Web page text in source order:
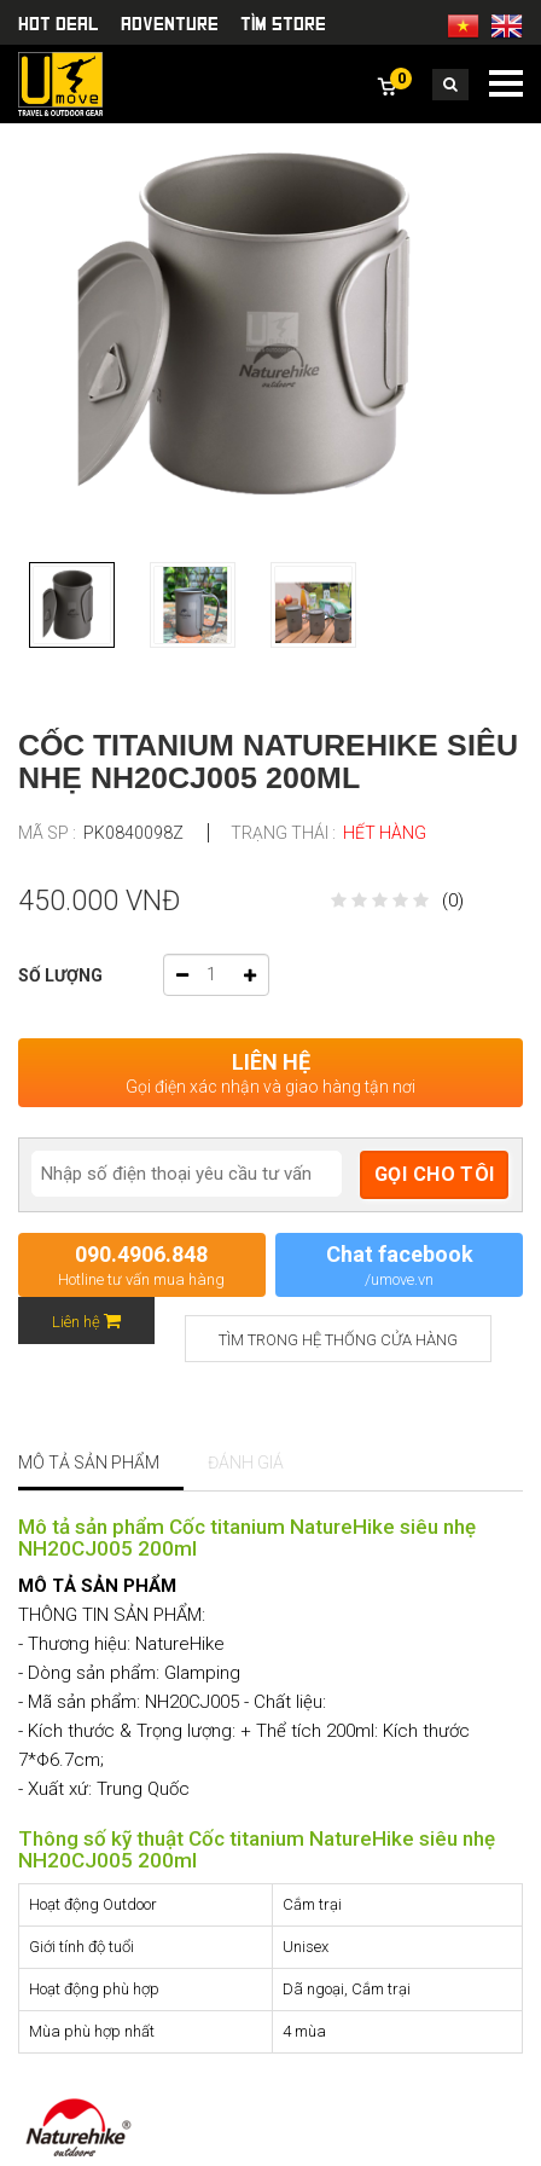
HOT DEAL Adventure TÌm Store
0
CỐC TITANIUM NATUREHIKE SIÊU
NHẸ NH20CJ005 200ML
MÃ SP : PK0840098Z TRẠNG THÁI : HẾT HÀNG
450.000 VNĐ (0)
SỐ LƯỢNG
LIÊN HỆ
Gọi điện xác nhận và giao hàng tận nơi
090.4906.848
Hotline tư vấn mua hàng
Chat facebook
/umove.vn
Liên hệ
TÌM TRONG HỆ THỐNG CỬA HÀNG
MÔ TẢ SẢN PHẨM ĐÁNH GIÁ
Mô tả sản phẩm Cốc titanium NatureHike siêu nhẹ
NH20CJ005 200ml
MÔ TẢ SẢN PHẨM
THÔNG TIN SẢN PHẨM:
- Thương hiệu: NatureHike
- Dòng sản phẩm: Glamping
- Mã sản phẩm: NH20CJ005 - Chất liệu:
- Kích thước & Trọng lượng: + Thể tích 200ml: Kích thước
7*Φ6.7cm;
- Xuất xứ: Trung Quốc
Thông số kỹ thuật Cốc titanium NatureHike siêu nhẹ
NH20CJ005 200ml
Hoạt động Outdoor Cắm trại
Giới tính độ tuổi Unisex
Hoạt động phù hợp Dã ngoại, Cắm trại
Mùa phù hợp nhất 4 mùa